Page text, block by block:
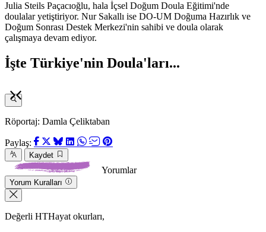
Julia Steils Paçacıoğlu, hala İçsel Doğum Doula Eğitimi'nde
doulalar yetiştiriyor. Nur Sakallı ise DO-UM Doğuma Hazırlık ve
Doğum Sonrası Destek Merkezi'nin sahibi ve doula olarak
çalışmaya devam ediyor.
İşte Türkiye'nin Doula'ları...
Röportaj: Damla Çeliktaban
Paylaş:
Kaydet
Yorumlar
Yorum Kuralları
Değerli HTHayat okurları,